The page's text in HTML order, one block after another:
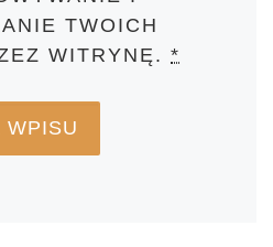
TWOICH
WITRYNĘ.*